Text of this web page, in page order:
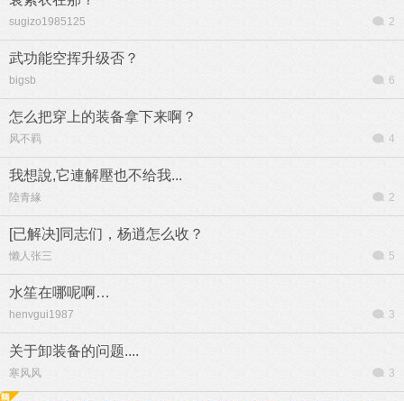
sugizo1985125 2
武功能空挥升级否？
bigsb 6
怎么把穿上的装备拿下来啊？
风不羁 4
我想說,它連解壓也不给我...
陸青緣 2
[已解决]同志们，杨逍怎么收？
懒人张三 5
水笙在哪呢啊…
henvgui1987 3
关于卸装备的问题....
寒风风 3